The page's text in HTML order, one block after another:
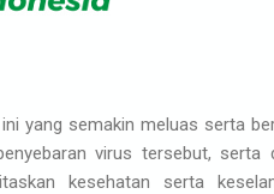
yang semakin meluas serta
virus tersebut, serta
kesehatan serta